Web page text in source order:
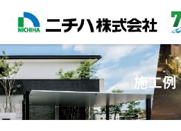
施工例